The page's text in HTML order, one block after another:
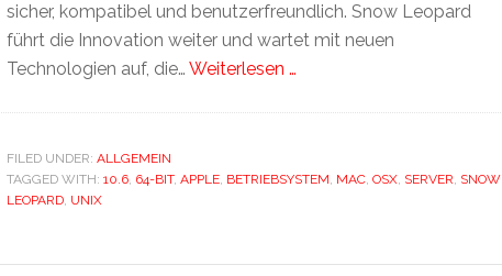
sicher, kompatibel und benutzerfreundlich. Snow Leopard
führt die Innovation weiter und wartet mit neuen
Technologien auf, die… Weiterlesen …
FILED UNDER: ALLGEMEIN
TAGGED WITH: 10.6, 64-BIT, APPLE, BETRIEBSYSTEM, MAC, OSX, SERVER, SNOW
LEOPARD, UNIX